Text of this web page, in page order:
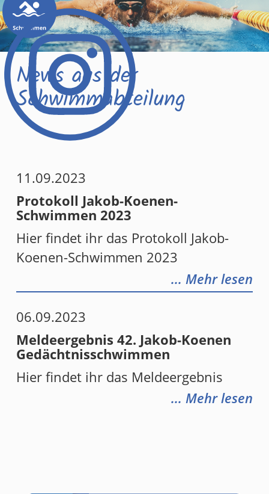
News aus der
Schwimmabteilung
11.09.2023
Protokoll Jakob-Koenen-
Schwimmen 2023
Hier findet ihr das Protokoll Jakob-
Koenen-Schwimmen 2023
... Mehr lesen
06.09.2023
Meldeergebnis 42. Jakob-Koenen
Gedächtnisschwimmen
Hier findet ihr das Meldeergebnis
... Mehr lesen